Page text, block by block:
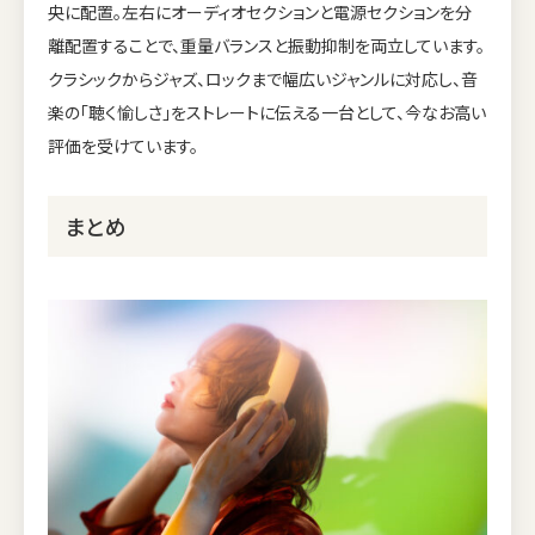
央に配置。左右にオーディオセクションと電源セクションを分
離配置することで、重量バランスと振動抑制を両立しています。
クラシックからジャズ、ロックまで幅広いジャンルに対応し、音
楽の「聴く愉しさ」をストレートに伝える一台として、今なお高い
評価を受けています。
まとめ